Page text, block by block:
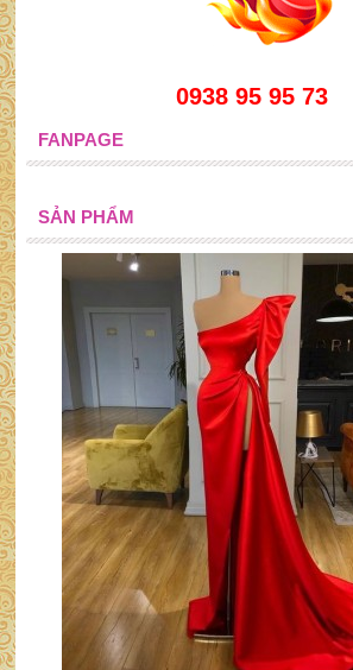
0938 95 95 73
FANPAGE
SẢN PHẨM